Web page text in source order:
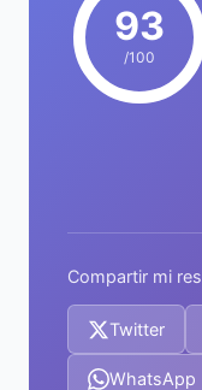
93
/100
Compartir mi
Twitter
WhatsApp